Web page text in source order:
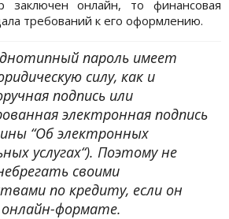
заключен онлайн, то финансовая
требований к его оформлению.
пароль имеет
силу, как и
подпись или
электронная подпись
“Об электронных
услугах“). Поэтому не
своими
по кредиту, если он
формате.